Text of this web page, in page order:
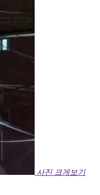
사진 크게보기